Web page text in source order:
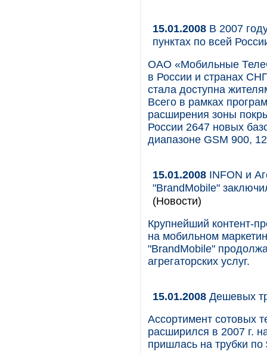
15.01.2008 В 2007
пунктах по всей
ОАО «Мобильные
в России и странах
стала доступна
Всего в рамках
расширения зоны
России 2647 новых
диапазоне GSM 900,
15.01.2008 INFON и
"BrandMobile"
(Новости)
Крупнейший контент-
на мобильном
"BrandMobile"
агрегаторских услуг.
15.01.2008 Дешевых
Ассортимент сотовых
расширился в 2007 г.
пришлась на трубки